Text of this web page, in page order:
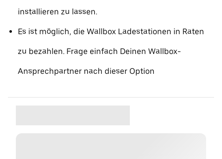
installieren zu lassen.
Es ist möglich, die Wallbox Ladestationen in Raten
zu bezahlen. Frage einfach Deinen Wallbox-
Ansprechpartner nach dieser Option